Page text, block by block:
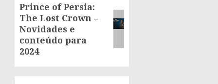
Next
post:
Prince of Persia:
The Lost Crown –
Novidades e
conteúdo para
2024